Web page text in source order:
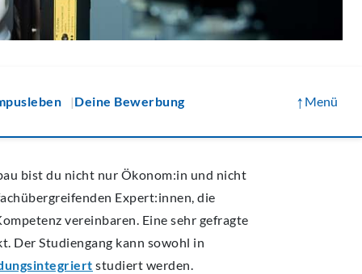
Deine Bewerbung ↑ Menü
bist du nicht nur Ökonom:in und nicht
Expert:innen, die
vereinbaren. Eine sehr gefragte
Der Studiengang kann sowohl in
studiert werden.